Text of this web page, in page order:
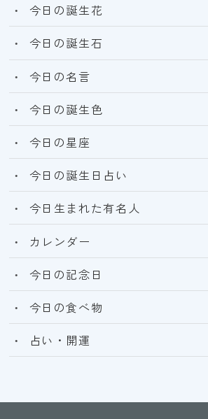
今日の誕生花
今日の誕生石
今日の名言
今日の誕生色
今日の星座
今日の誕生日占い
今日生まれた有名人
カレンダー
今日の記念日
今日の食べ物
占い・開運